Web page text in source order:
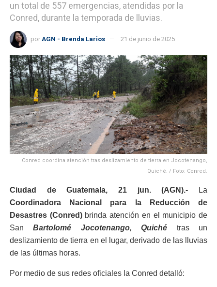
un total de 557 emergencias, atendidas por la
Conred, durante la temporada de lluvias.
por AGN - Brenda Larios 21 de junio de 2025
Conred coordina atención tras deslizamiento de tierra en Jocotenango,
Quiché. / Foto: Conred.
Ciudad de Guatemala, 21 jun. (AGN).- La
Coordinadora Nacional para la Reducción de
Desastres (Conred)brinda atención en el municipio de
SanBartolomé Jocotenango, Quiché
tras un
deslizamiento de tierra en el lugar, derivado de las lluvias
de las últimas horas.
Por medio de sus redes oficiales la Conred detalló: